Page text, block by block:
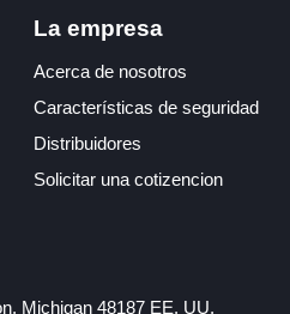
La empresa
Acerca de nosotros
Características de seguridad
Distribuidores
Solicitar una cotizencion
Michigan 48187 EE. UU.